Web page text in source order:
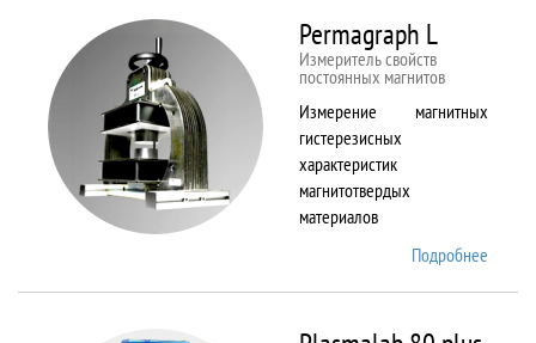
Permagraph L
Измеритель свойств
постоянных магнитов
Измерение магнитных
гистерезисных
характеристик
магнитотвердых
материалов
Подробнее